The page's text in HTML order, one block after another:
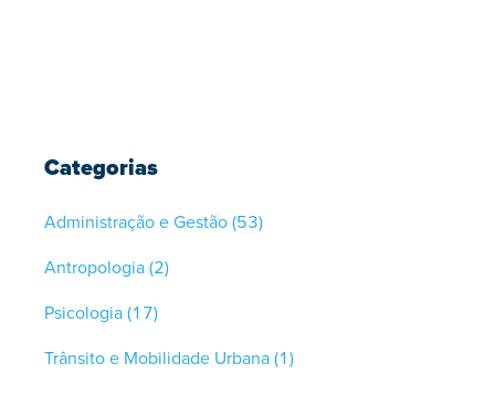
Categorias
Administração e Gestão(53)
Antropologia(2)
Psicologia(17)
Trânsito e Mobilidade Urbana(1)